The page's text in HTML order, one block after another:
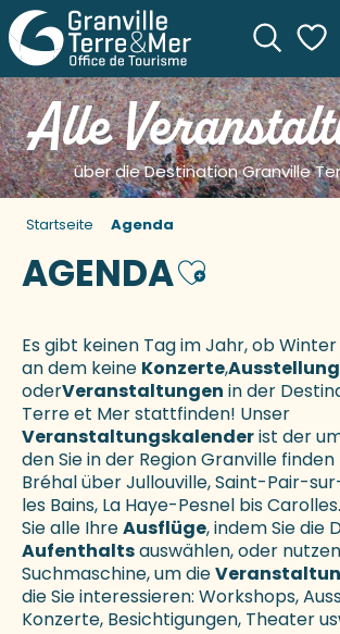
SucheVoir
Alle
über die Destination Granville
Startseite Agenda
AGENDAAjouter aux
Es gibt keinen Tag im Jahr, ob
an dem keine Konzerte,
oderVeranstaltungen in der
Terre et Mer stattfinden! Unser
Veranstaltungskalenderist der
den Sie in der Region Granville
Bréhal über Jullouville, Saint-Pair-
les Bains, La Haye-Pesnel bis
Sie alle IhreAusflüge, indem Sie die
Aufenthaltsauswählen, oder
Suchmaschine, um die
die Sie interessieren: Workshops,
Konzerte, Besichtigungen, Theater